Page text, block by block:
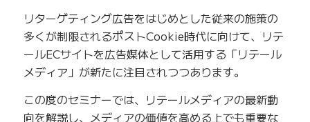
リターゲティング広告をはじめとした従来の施策の
多くが制限されるポストCookie時代に向けて、リテ
ールECサイトを広告媒体として活用する「リテール
メディア」が新たに注目されつつあります。
この度のセミナーでは、リテールメディアの最新動
向を解説し、メディアの価値を高める上でも重要な